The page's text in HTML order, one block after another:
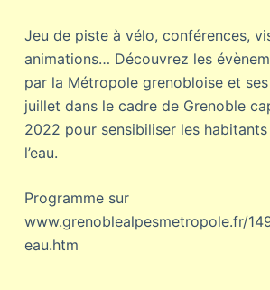
Jeu de piste à vélo, conférences,
animations… Découvrez les
par la Métropole grenobloise et
juillet dans le cadre de Grenoble
2022 pour sensibiliser les
l’eau.
Programme sur
www.grenoblealpesmetropole.fr/
eau.htm